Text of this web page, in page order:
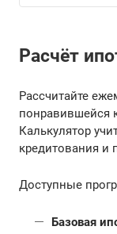
Расчёт
Рассчитайте
понравившейся
Калькулятор
кредитования и
Доступные
Базовая